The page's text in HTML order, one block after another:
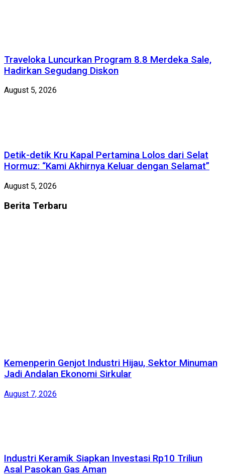
Traveloka Luncurkan Program 8.8 Merdeka Sale,
Hadirkan Segudang Diskon
August 5, 2026
Detik-detik Kru Kapal Pertamina Lolos dari Selat
Hormuz: “Kami Akhirnya Keluar dengan Selamat”
August 5, 2026
Berita Terbaru
Kemenperin Genjot Industri Hijau, Sektor Minuman
Jadi Andalan Ekonomi Sirkular
August 7, 2026
Industri Keramik Siapkan Investasi Rp10 Triliun
Asal Pasokan Gas Aman